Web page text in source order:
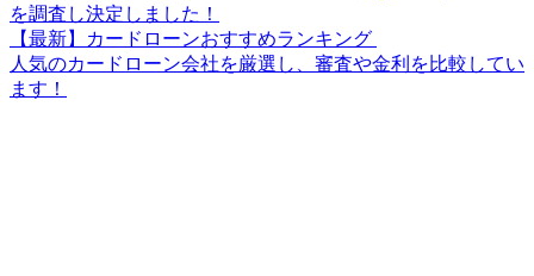
を調査し決定しました！
【最新】カードローンおすすめランキング
人気のカードローン会社を厳選し、審査や金利を比較してい
ます！